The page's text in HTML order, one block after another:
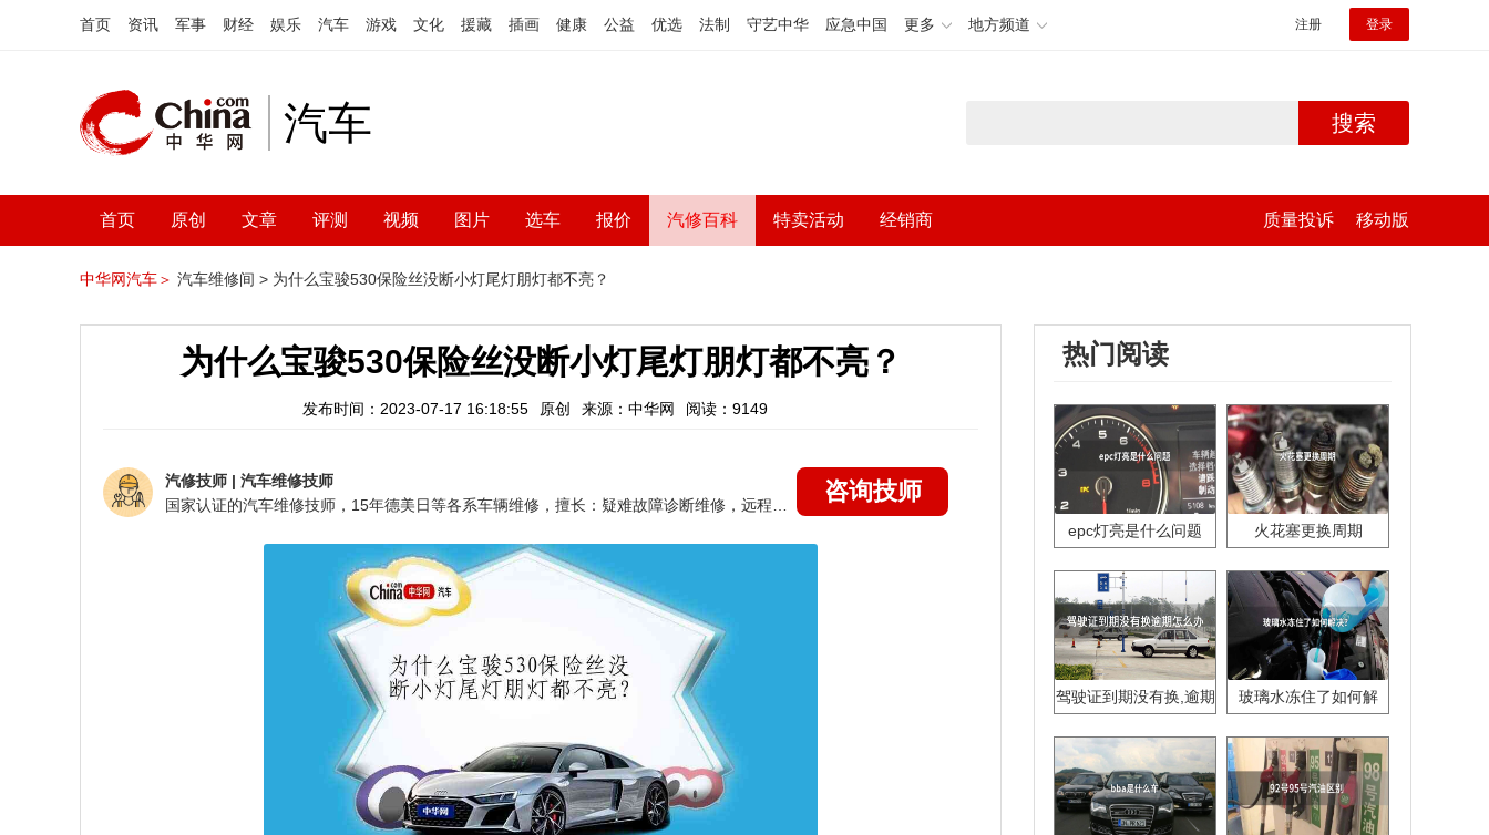
首页 资讯 军事 财经 娱乐 汽车 游戏 文化 援藏 插画 健康 公益 优选 法制 守艺中华 应急中国 更多 地方频道 注册 登录
汽车 搜索
首页 原创 文章 评测 视频 图片 选车 报价 汽修百科 特卖活动 经销商 质量投诉 移动版
中华网汽车＞ 汽车维修间 > 为什么宝骏530保险丝没断小灯尾灯朋灯都不亮？
为什么宝骏530保险丝没断小灯尾灯朋灯都不亮？
发布时间：2023-07-17 16:18:55 原创 来源：中华网 阅读：9149
汽修技师 | 汽车维修技师
咨询技师
热门阅读
epc灯亮是什么问题 火花塞更换周期
驾驶证到期没有换,逾期
玻璃水冻住了如何解